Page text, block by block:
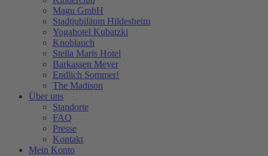
Magu GmbH
Stadtjubiläum Hildesheim
Yogahotel Kubatzki
Knoblauch
Stella Maris Hotel
Barkassen Meyer
Endlich Sommer!
The Madison
Über uns
Standorte
FAQ
Presse
Kontakt
Mein Konto